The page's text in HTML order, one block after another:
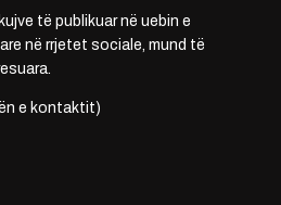
të publikuar në uebin e
në rrjetet sociale, mund të
e kontaktit)